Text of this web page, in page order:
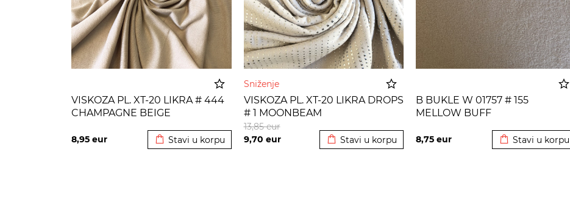
VISKOZA PL. XT-20 LIKRA # 444
CHAMPAGNE BEIGE
8,95 eur Stavi u korpu
Sniženje
VISKOZA PL. XT-20 LIKRA DROPS
# 1 MOONBEAM
9,70 eur
13,85eur
Stavi u korpu
B BUKLE W 01757 # 155
MELLOW BUFF
8,75 eur Stavi u korpu